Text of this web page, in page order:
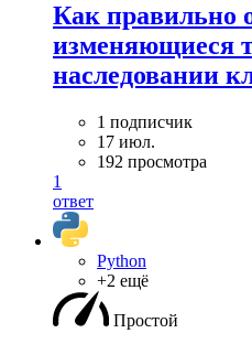
Как правильно
изменяющиеся
наследовании
1 подписчик
17 июл.
192 просмотра
1
ответ
Python
+2 ещё
Простой